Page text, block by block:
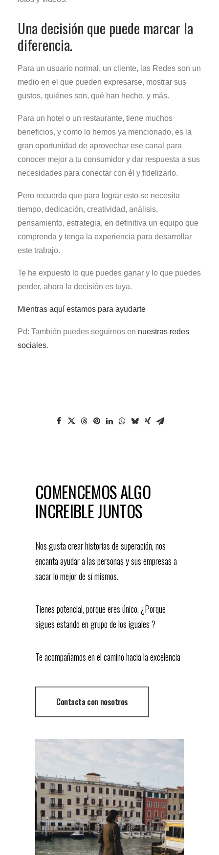
Una decisión que puede marcar la
diferencia.
Para un usuario normal, un cliente, las Redes son un
medio en el que pueden expresarse, mostrar sus
gustos, quiénes son, qué han hecho, y más.
Para un hotel o un restaurante, tiene muchos
beneficios, y como lo hemos ya mencionado, es la
gran oportunidad de aprovechar ese canal para
conocer mejor a tu consumidor y dar respuesta a sus
necesidades para conectar con él y fidelizarlo.
Pero recuerda que para lograr esto se necesita
tiempo, dedicación, creatividad, análisis,
pensamiento, estrategia, en definitiva un equipo que
comprenda y tenga la experiencia para desarrollar
este trabajo.
Te he expuesto lo que puedes ganar y lo que puedes
perder, ahora la decisión es tuya.
Mientras aquí estamos para ayudarte
Pd: También puedes seguirnos en nuestras redes
sociales.
COMENCEMOS ALGO
INCREIBLE JUNTOS
Nos gusta crear historias de superación, nos
encanta ayudar a las personas y sus empresas a
sacar lo mejor de sí mismos.
Tienes potencial, porque eres único, ¿Porque
sigues estando en grupo de los iguales ?
Te acompañamos en el camino hacia la excelencia
Contacta con nosotros